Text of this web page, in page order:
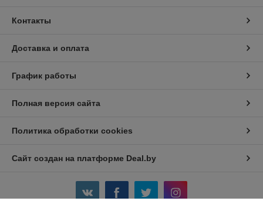
Контакты
Доставка и оплата
График работы
Полная версия сайта
Политика обработки cookies
Сайт создан на платформе Deal.by